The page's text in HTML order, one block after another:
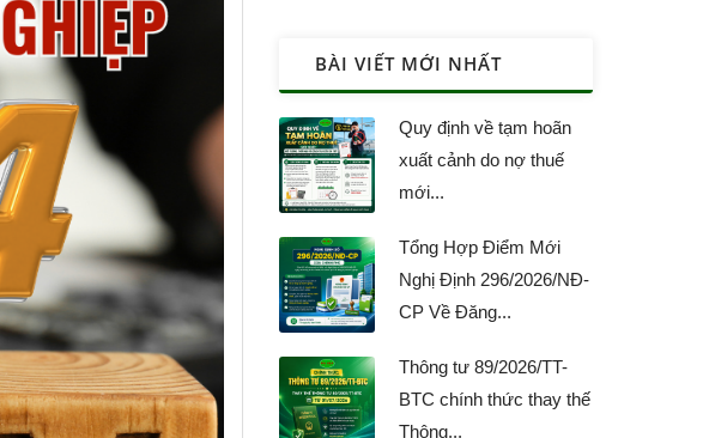
BÀI VIẾT MỚI NHẤT
Quy định về tạm hoãn
xuất cảnh do nợ thuế
mới...
Tổng Hợp Điểm Mới
Nghị Định 296/2026/NĐ-
CP Về Đăng...
Thông tư 89/2026/TT-
BTC chính thức thay thế
Thông...